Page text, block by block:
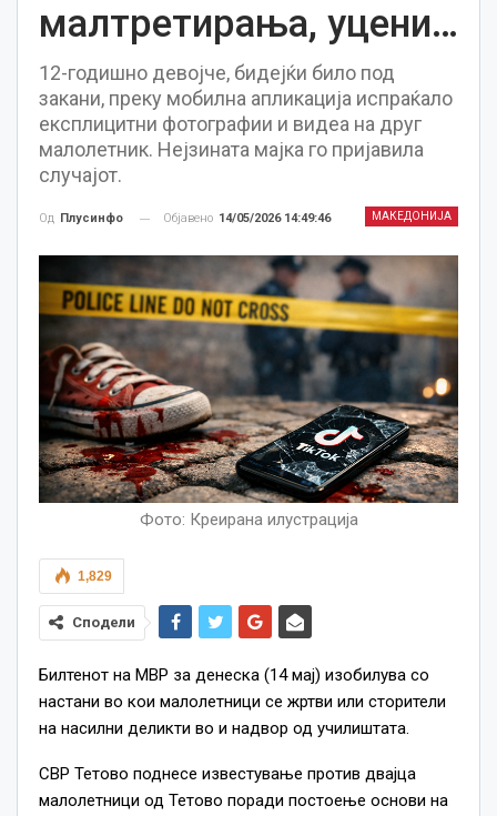
малтретирања, уцени…
12-годишно девојче, бидејќи било под
закани, преку мобилна апликација испраќало
експлицитни фотографии и видеа на друг
малолетник. Нејзината мајка го пријавила
случајот.
МАКЕДОНИЈА
Од Плусинфо Објавено 14/05/2026 14:49:46
Фото: Креирана илустрација
1,829
Сподели
Билтенот на МВР за денеска (14 мај) изобилува со
настани во кои малолетници се жртви или сторители
на насилни деликти во и надвор од училиштата.
СВР Тетово поднесе известување против двајца
малолетници од Тетово поради постоење основи на